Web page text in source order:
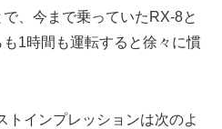
、今まで乗っていたRX-8と
1時間も運転すると徐々に慣
トインプレッションは次のよ